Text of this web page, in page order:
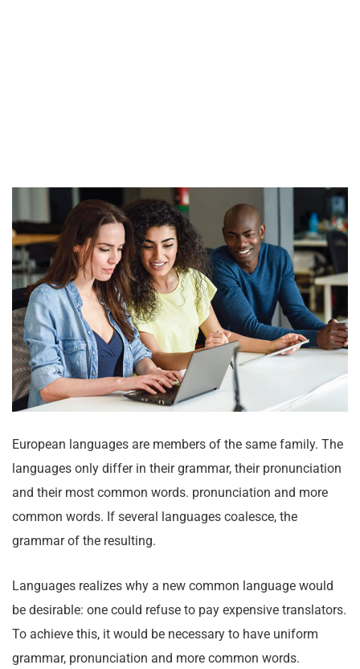
European languages are members of the same family. The
languages only differ in their grammar, their pronunciation
and their most common words. pronunciation and more
common words. If several languages coalesce, the
grammar of the resulting.
Languages realizes why a new common language would
be desirable: one could refuse to pay expensive translators.
To achieve this, it would be necessary to have uniform
grammar, pronunciation and more common words.